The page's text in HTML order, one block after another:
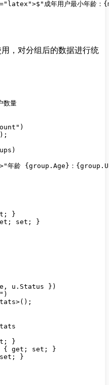
，对分组后的数据进行统
数量
年龄 {group.Age}：
}
set; }
u.Status })
}
{ get; set; }
}